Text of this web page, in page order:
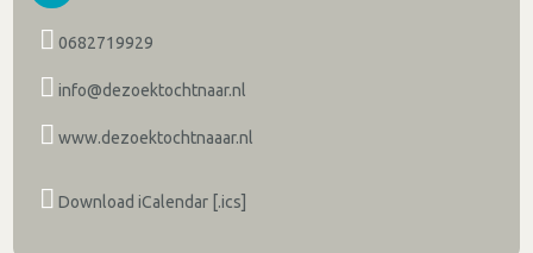
0682719929
info@dezoektochtnaar.nl
www.dezoektochtnaaar.nl
Download iCalendar [.ics]